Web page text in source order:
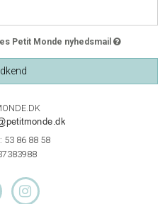
Petit Monde nyhedsmail
53 86 88 58